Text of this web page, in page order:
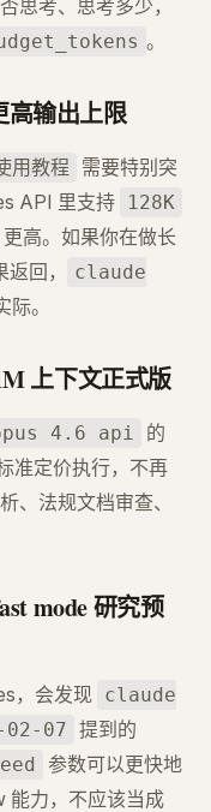
思考、思考多少，
。
高输出上限
教程
需要特别突
API 里支持
128K
更高。如果你在做长
回，
claude
。
上下文正式版
4.6 api 的
准定价执行，不再
、法规文档审查、
mode 研究预
，会发现 claude
02-07 提到的
参数可以更快地
能力，不应该当成